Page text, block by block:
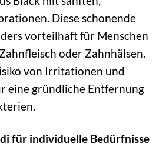
Diese schonende
vorteilhaft für Menschen
oder Zahnhälsen.
von Irritationen und
eine gründliche Entfernung
für individuelle Bedürfnisse